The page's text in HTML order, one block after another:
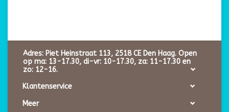
Adres: Piet Heinstraat 113, 2518 CE Den Haag. Open
op ma: 13-17.30, di-vr: 10-17.30, za: 11-17.30 en
zo: 12-16.
Klantenservice
Meer